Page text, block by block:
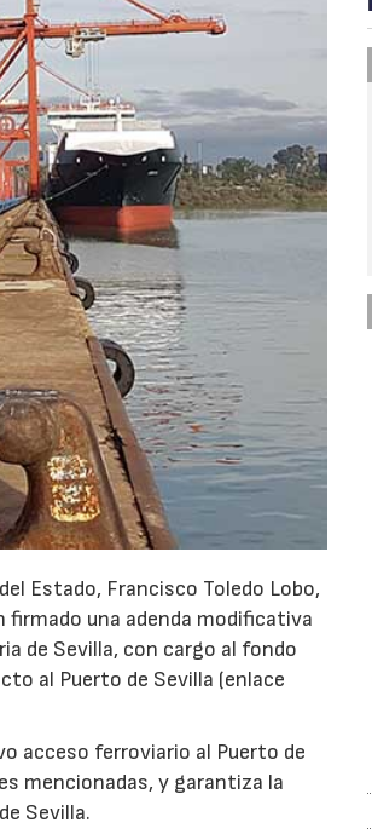
Estado, Francisco Toledo Lobo,
firmado una adenda modificativa
de Sevilla, con cargo al fondo
al Puerto de Sevilla (enlace
acceso ferroviario al Puerto de
mencionadas, y garantiza la
Sevilla.